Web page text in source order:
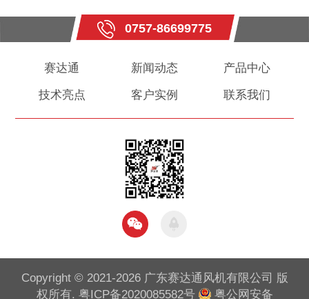
0757-86699775
赛达通 新闻动态 产品中心
技术亮点 客户实例 联系我们
Copyright © 2021-2026 广东赛达通风机有限公司 版
权所有. 粤ICP备2020085582号 粤公网安备